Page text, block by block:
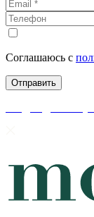
Соглашаюсь с